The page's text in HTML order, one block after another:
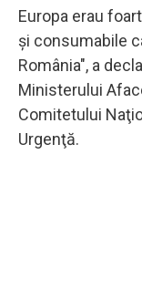
Europa erau
şi consumabile
România", a
Ministerului
Comitetului
Urgenţă.